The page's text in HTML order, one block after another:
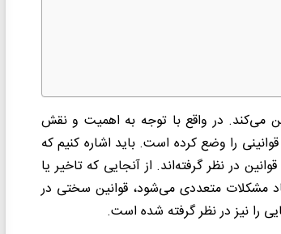
می‌کند. در واقع با توجه به اهمیت و نقش
را وضع کرده است. باید اشاره کنیم که
در نظر گرفته‌اند. از آنجایی که تاخیر یا
مشکلات متعددی می‌شود، قوانین سختی در
را نیز در نظر گرفته شده است.